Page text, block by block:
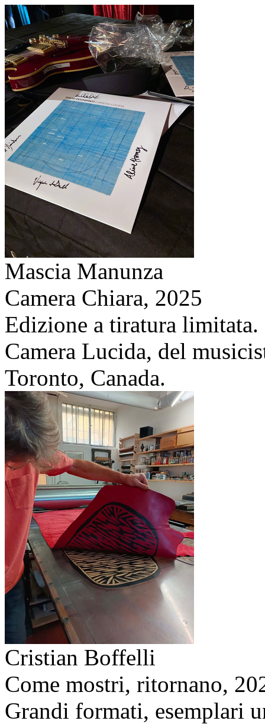
Mascia Manunza
Camera Chiara, 2025
Edizione a tiratura
Camera Lucida, del
Toronto, Canada.
Cristian Boffelli
Come mostri, ritornano,
Grandi formati, esemplari